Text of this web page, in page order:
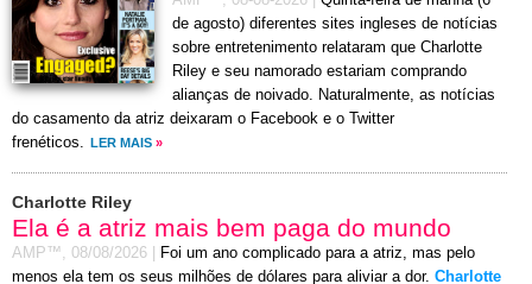
de agosto) diferentes sites ingleses de notícias
sobre entretenimento relataram que Charlotte
Riley e seu namorado estariam comprando
alianças de noivado. Naturalmente, as notícias
do casamento da atriz deixaram o Facebook e o Twitter
frenéticos.
LER MAIS »
Charlotte Riley
Ela é a atriz mais bem paga do mundo
AMP™, 08/08/2026
Foi um ano complicado para a atriz, mas pelo
menos ela tem os seus milhões de dólares para aliviar a dor. Charlotte